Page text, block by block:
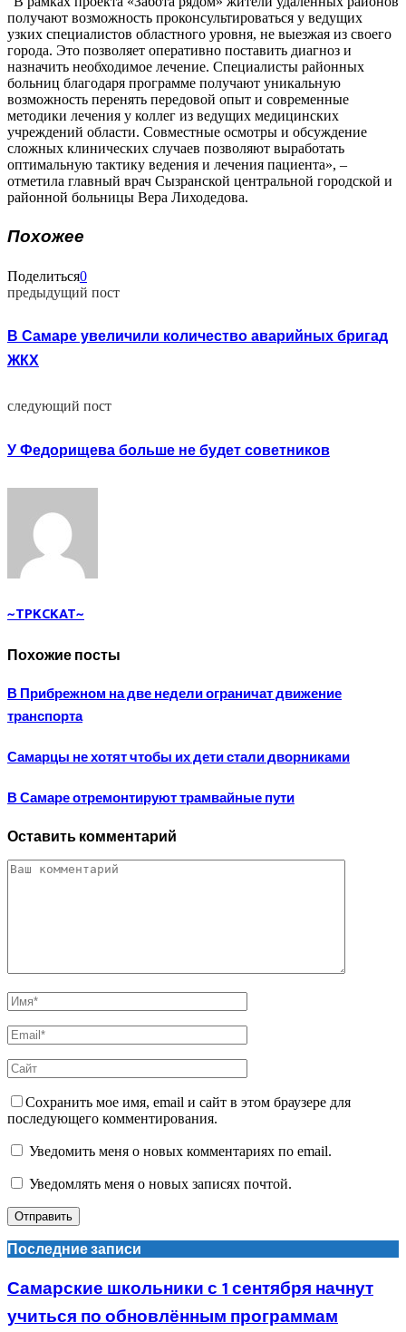
получают возможность проконсультироваться у ведущих
узких специалистов областного уровня, не выезжая из своего
города. Это позволяет оперативно поставить диагноз и
назначить необходимое лечение. Специалисты районных
больниц благодаря программе получают уникальную
возможность перенять передовой опыт и современные
методики лечения у коллег из ведущих медицинских
учреждений области. Совместные осмотры и обсуждение
сложных клинических случаев позволяют выработать
оптимальную тактику ведения и лечения пациента», –
отметила главный врач Сызранской центральной городской и
районной больницы Вера Лиходедова.
Похожее
Поделиться0
предыдущий пост
В Самаре увеличили количество аварийных бригад
ЖКХ
следующий пост
У Федорищева больше не будет советников
~TPKCKAT~
Похожие посты
В Прибрежном на две недели ограничат движение
транспорта
Самарцы не хотят чтобы их дети стали дворниками
В Самаре отремонтируют трамвайные пути
Оставить комментарий
Сохранить мое имя, email и сайт в этом браузере для
последующего комментирования.
Уведомить меня о новых комментариях по email.
Уведомлять меня о новых записях почтой.
Последние записи
Самарские школьники с 1 сентября начнут
учиться по обновлённым программам